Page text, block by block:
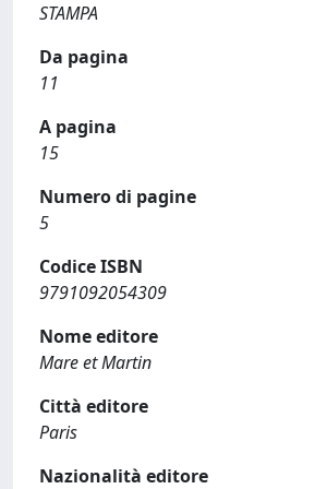
STAMPA
Da pagina
11
A pagina
15
Numero di pagine
5
Codice ISBN
9791092054309
Nome editore
Mare et Martin
Città editore
Paris
Nazionalità editore